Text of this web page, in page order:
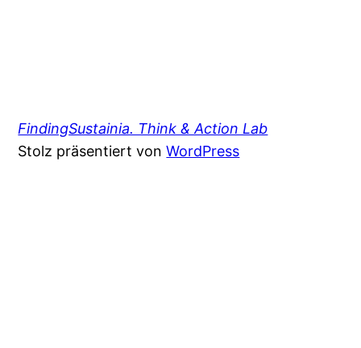
FindingSustainia. Think & Action Lab
Stolz präsentiert vonWordPress